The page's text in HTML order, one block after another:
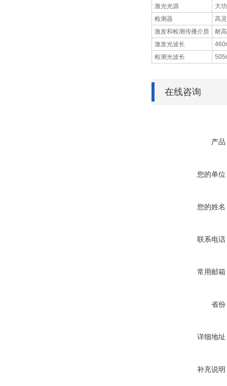
激光光源
大
检测器
高
激发和检测传播介质
耐
激发光波长
检测光波长
在线咨询
产品
您的单位
您的姓名
联系电话
常用邮箱
省份
详细地址
补充说明